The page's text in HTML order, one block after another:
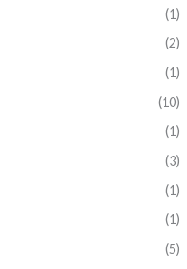
(1)
(2)
(1)
(10)
(1)
(3)
(1)
(1)
(5)